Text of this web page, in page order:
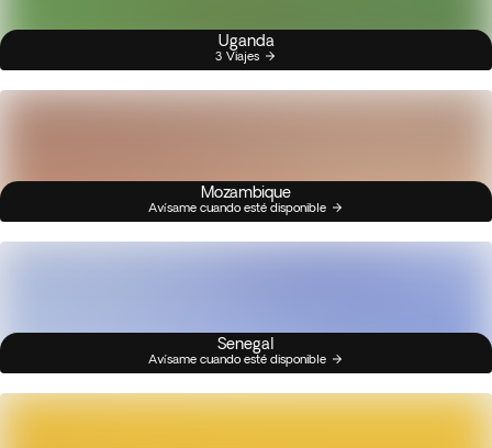
Uganda
3 Viajes
Mozambique
Avísame cuando esté disponible
Senegal
Avísame cuando esté disponible